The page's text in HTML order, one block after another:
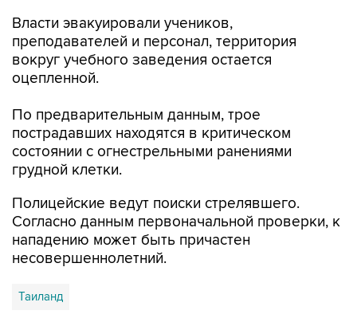
Власти эвакуировали учеников,
преподавателей и персонал, территория
вокруг учебного заведения остается
оцепленной.
По предварительным данным, трое
пострадавших находятся в критическом
состоянии с огнестрельными ранениями
грудной клетки.
Полицейские ведут поиски стрелявшего.
Согласно данным первоначальной проверки, к
нападению может быть причастен
несовершеннолетний.
Таиланд